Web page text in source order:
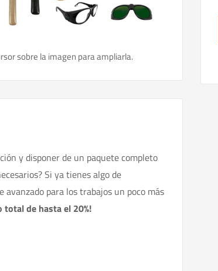
sobre la imagen para ampliarla.
y disponer de un paquete completo
Si ya tienes algo de
para los trabajos un poco más
de hasta el 20%!